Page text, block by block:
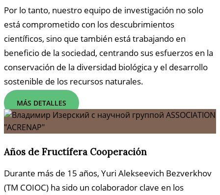
Por lo tanto, nuestro equipo de investigación no solo
está comprometido con los descubrimientos
científicos, sino que también está trabajando en
beneficio de la sociedad, centrando sus esfuerzos en la
conservación de la diversidad biológica y el desarrollo
sostenible de los recursos naturales.
MÁS DETALLES
Años de Fructífera Cooperación
Durante más de 15 años, Yuri Alekseevich Bezverkhov
(TM COIOC) ha sido un colaborador clave en los